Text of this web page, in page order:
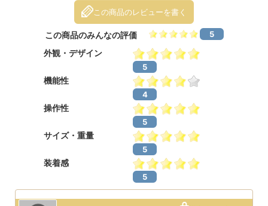
この商品のレビューを書く
この商品のみんなの評価 5
外観・デザイン
5
機能性
4
操作性
5
サイズ・重量
5
装着感
5